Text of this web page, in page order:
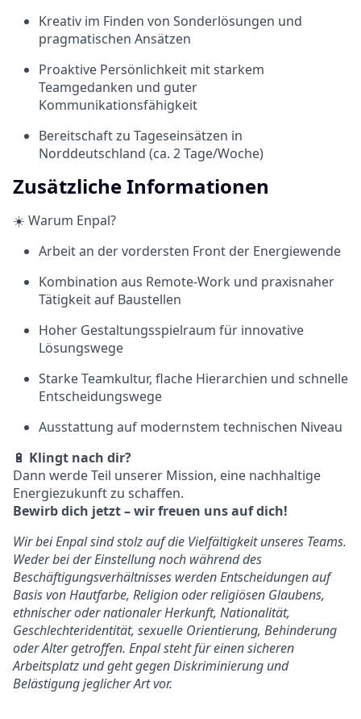
Kreativ im Finden von Sonderlösungen und
pragmatischen Ansätzen
Proaktive Persönlichkeit mit starkem
Teamgedanken und guter
Kommunikationsfähigkeit
Bereitschaft zu Tageseinsätzen in
Norddeutschland (ca. 2 Tage/Woche)
Zusätzliche Informationen
☀️ Warum Enpal?
Arbeit an der vordersten Front der Energiewende
Kombination aus Remote-Work und praxisnaher
Tätigkeit auf Baustellen
Hoher Gestaltungsspielraum für innovative
Lösungswege
Starke Teamkultur, flache Hierarchien und schnelle
Entscheidungswege
Ausstattung auf modernstem technischen Niveau
🔋 Klingt nach dir?
Dann werde Teil unserer Mission, eine nachhaltige
Energiezukunft zu schaffen.
Bewirb dich jetzt – wir freuen uns auf dich!
Wir bei Enpal sind stolz auf die Vielfältigkeit unseres Teams.
Weder bei der Einstellung noch während des
Beschäftigungsverhältnisses werden Entscheidungen auf
Basis von Hautfarbe, Religion oder religiösen Glaubens,
ethnischer oder nationaler Herkunft, Nationalität,
Geschlechteridentität, sexuelle Orientierung, Behinderung
oder Alter getroffen. Enpal steht für einen sicheren
Arbeitsplatz und geht gegen Diskriminierung und
Belästigung jeglicher Art vor.